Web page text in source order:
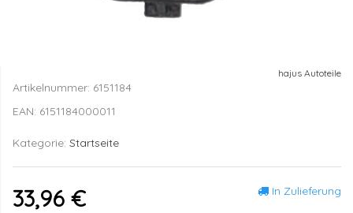
hajus Autoteile
Artikelnummer: 6151184
EAN: 6151184000011
Kategorie: Startseite
33,96 € In Zulieferung